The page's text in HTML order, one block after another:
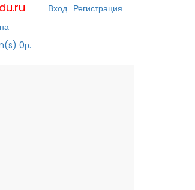
Вход Регистрация
0р.